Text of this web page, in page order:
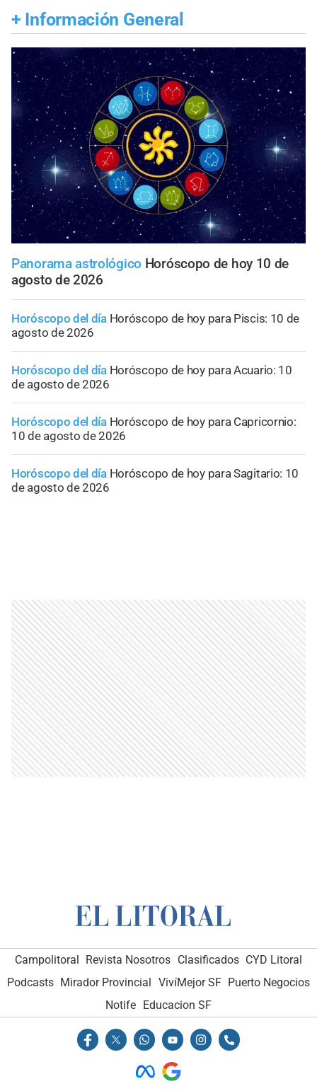
+ Información General
Panorama astrológico Horóscopo de hoy 10 de
agosto de 2026
Horóscopo del día Horóscopo de hoy para Piscis: 10 de
agosto de 2026
Horóscopo del día Horóscopo de hoy para Acuario: 10
de agosto de 2026
Horóscopo del día Horóscopo de hoy para Capricornio:
10 de agosto de 2026
Horóscopo del día Horóscopo de hoy para Sagitario: 10
de agosto de 2026
Campolitoral Revista Nosotros Clasificados CYD Litoral
Podcasts Mirador Provincial VivíMejor SF Puerto Negocios
Notife
Educacion SF